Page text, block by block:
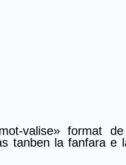
valise» format
tanben la fanfara e